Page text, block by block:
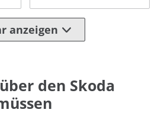
anzeigen
den Skoda